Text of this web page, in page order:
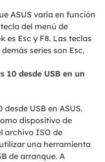
ASUS varía en función
del menú de
es Esc y F8. Las teclas
series son Esc.
10 desde USB en un
USB en ASUS.
dispositivo de
archivo ISO de
una herramienta
de arranque. A